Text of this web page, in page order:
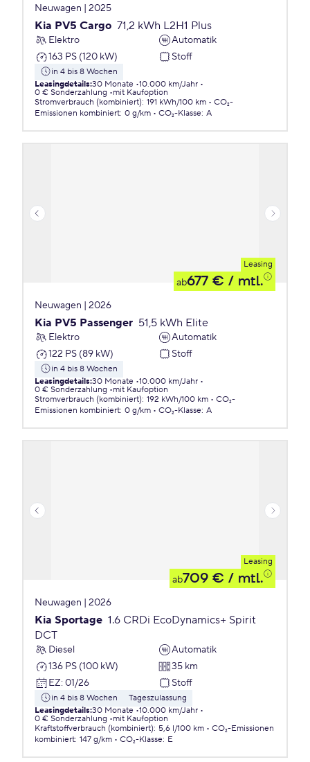
Neuwagen | 2025
Kia PV5 Cargo 71,2 kWh L2H1 Plus
Elektro
Automatik
163 PS (120 kW)
Stoff
in 4 bis 8 Wochen
Leasingdetails:30 Monate 10.000 km/Jahr
0 € Sonderzahlung
mit Kaufoption
Stromverbrauch (kombiniert): 191 kWh/100 km
CO₂-
Emissionen kombiniert: 0 g/km CO₂-Klasse: A
Leasing
ab677 € / mtl.
Neuwagen | 2026
Kia PV5 Passenger 51,5 kWh Elite
Elektro
Automatik
122 PS (89 kW)
Stoff
in 4 bis 8 Wochen
Leasingdetails:30 Monate 10.000 km/Jahr
0 € Sonderzahlung
mit Kaufoption
Stromverbrauch (kombiniert): 192 kWh/100 km
CO₂-
Emissionen kombiniert: 0 g/km CO₂-Klasse: A
Leasing
ab709 € / mtl.
Neuwagen | 2026
Kia Sportage 1.6 CRDi EcoDynamics+ Spirit
DCT
Diesel
Automatik
136 PS (100 kW)
35 km
EZ: 01/26 Stoff
in 4 bis 8 Wochen
Tageszulassung
Leasingdetails:30 Monate 10.000 km/Jahr
0 € Sonderzahlung
mit Kaufoption
Kraftstoffverbrauch (kombiniert): 5,6 l/100 km
CO₂-Emissionen
kombiniert: 147 g/km CO₂-Klasse: E